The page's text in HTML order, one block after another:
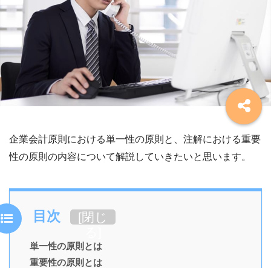
企業会計原則における単一性の原則と、注解における重要
性の原則の内容について解説していきたいと思います。
目次 [閉じ
単一性の原則とは
重要性の原則とは